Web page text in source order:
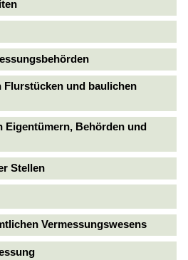
Flurstücken und baulichen
Eigentümern, Behörden und
Stellen
Vermessungswesens